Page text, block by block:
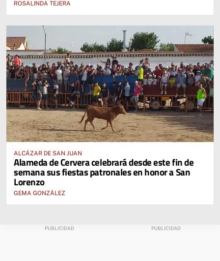
ROSALINDA TEJERA
ALCÁZAR DE SAN JUAN
Alameda de Cervera celebrará desde este fin de
semana sus fiestas patronales en honor a San
Lorenzo
GEMA GONZÁLEZ